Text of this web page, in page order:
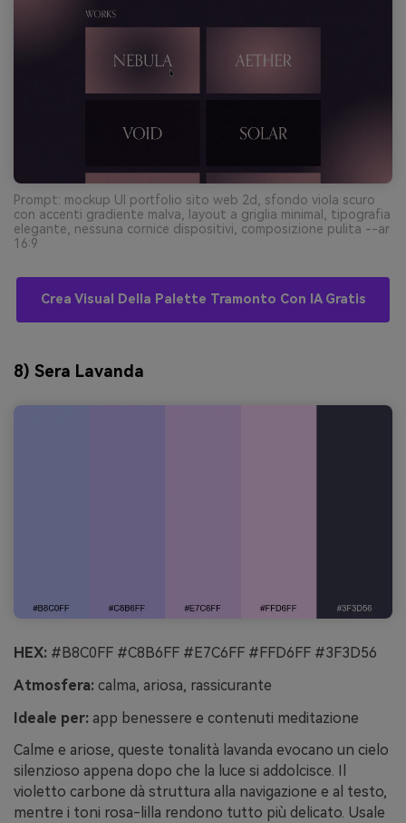
Prompt: mockup UI portfolio sito web 2d, sfondo viola scuro
con accenti gradiente malva, layout a griglia minimal, tipografia
elegante, nessuna cornice dispositivi, composizione pulita --ar
16:9
Crea Visual Della Palette Tramonto Con IA Gratis
8) Sera Lavanda
HEX: #B8C0FF #C8B6FF #E7C6FF #FFD6FF #3F3D56
Atmosfera: calma, ariosa, rassicurante
Ideale per: app benessere e contenuti meditazione
Calme e ariose, queste tonalità lavanda evocano un cielo
silenzioso appena dopo che la luce si addolcisce. Il
violetto carbone dà struttura alla navigazione e al testo,
mentre i toni rosa-lilla rendono tutto più delicato. Usale